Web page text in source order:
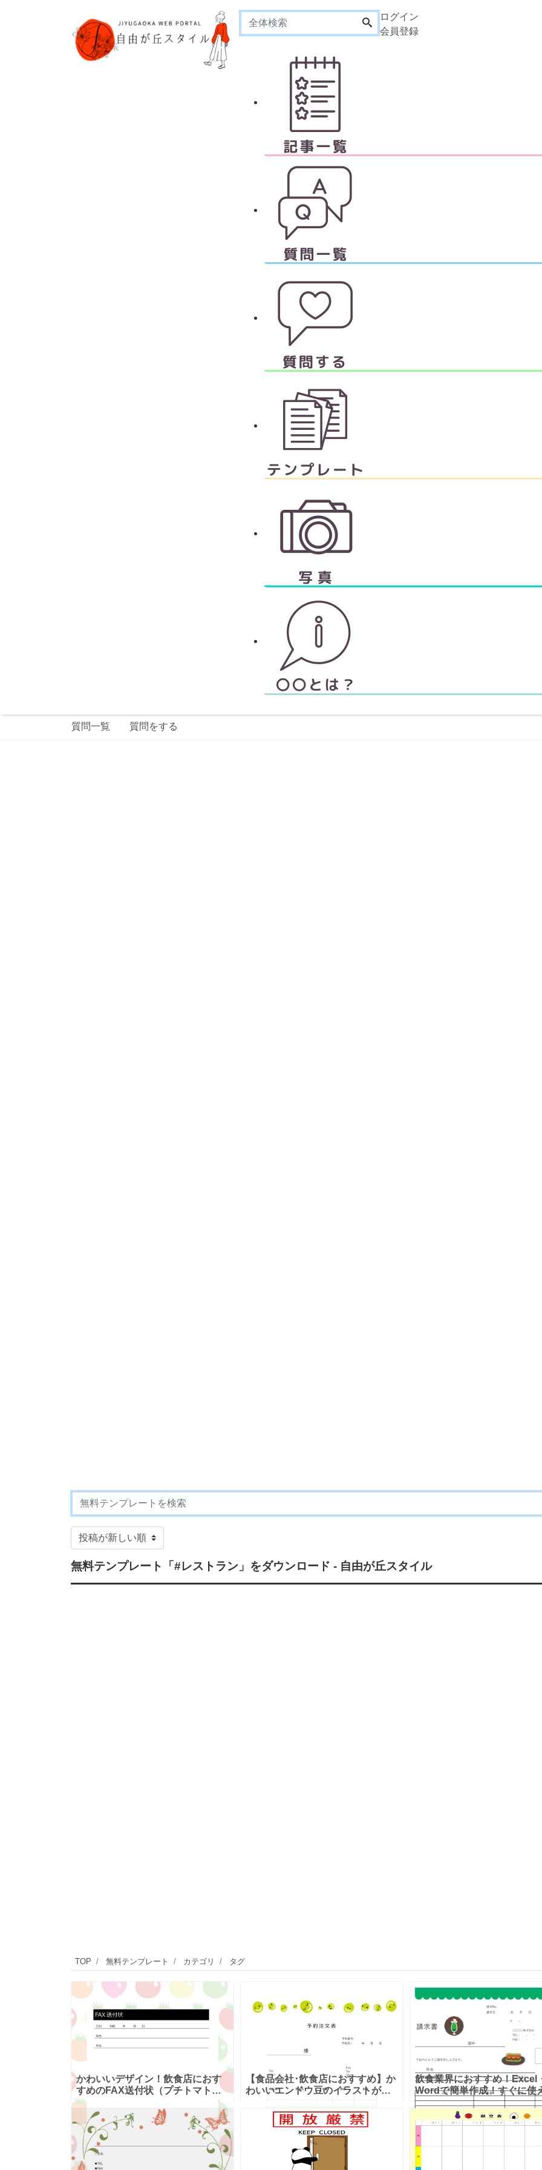
ログイン
会員登録
質問一覧 質問をする
無料テンプレート 「#レストラン」 をダウンロード - 自由が丘スタイル
TOP 無料テンプレート カテゴリ タグ
かわいいデザイン！飲食店におす
すめのFAX送付状（プチトマトの
フレーム）WordとPDFで簡単に利
用の素材をダウンロード Wordと
PDFで簡単に作成や編集・印
【食品会社･飲食店におすすめ】か
わいいエンドウ豆のイラストが入
ト！ 昨今、店先に並ぶ野菜は季節
を問わずの感がありますが、エン
飲食業界におすすめ！Excel
Wordで簡単作成！すぐに使
求書のテンプレート・イラ
りでかわいいデザイン♪ かわ
食のイラストでデザインさ